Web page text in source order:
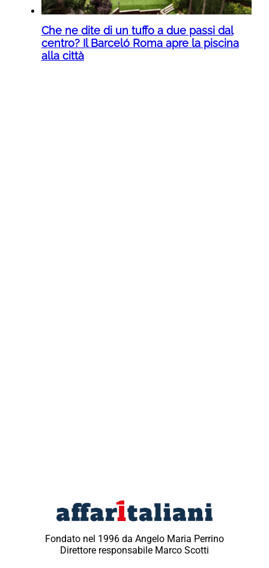
Che ne dite di un tuffo a due passi dal
centro? Il Barceló Roma apre la piscina
alla città
Fondato nel 1996 da Angelo Maria Perrino
Direttore responsabile Marco Scotti